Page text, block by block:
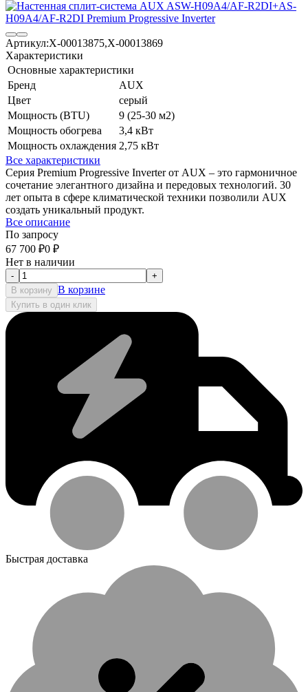
Артикул:X-00013875,X-00013869
Характеристики
Основные характеристики
Бренд
AUX
Цвет
серый
Мощность (BTU)
9 (25-30 м2)
Мощность обогрева
3,4 кВт
Мощность охлаждения 2,75 кВт
Все характеристики
Серия Premium Progressive Inverter от AUX – это гармоничное
сочетание элегантного дизайна и передовых технологий. 30
лет опыта в сфере климатической техники позволили AUX
создать уникальный продукт.
Все описание
По запросу
67 700 ₽0 ₽
Нет в наличии
-
+
В корзину В корзине
Купить в один клик
Быстрая доставка